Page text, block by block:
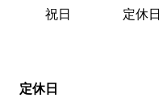
祝日 定休日
定休日